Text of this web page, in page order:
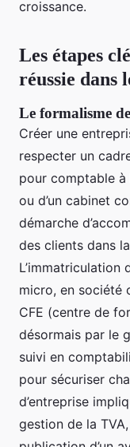
croissance.
Les étapes
réussie dans
Le formalisme
Créer une
respecter un
pour comptable à
ou d’un cabinet
démarche
des clients dans
L’immatriculation
micro, en société
CFE (centre de
désormais par le
suivi en
pour sécuriser
d’entreprise
gestion de la